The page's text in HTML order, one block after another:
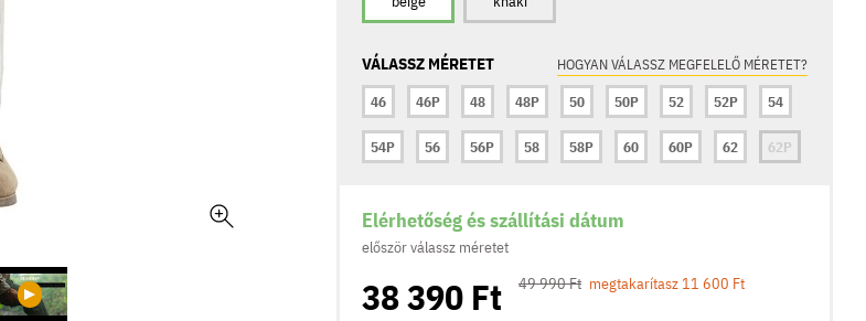
VÁLASSZ MÉRETET
HOGYAN VÁLASSZ MEGFELELŐ MÉRETET?
46
46P 48 48P 50 50P 52 52P 54
54P 56 56P 58 58P 60 60P 62 62P
Elérhetőség és szállítási dátum
először válassz méretet
38 390 Ft 49 990 Ft megtakarítasz 11 600 Ft